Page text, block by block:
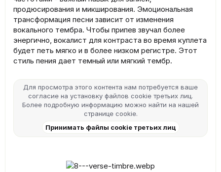
продюсирования и микширования. Эмоциональная
трансформация песни зависит от изменения
вокального тембра. Чтобы припев звучал более
энергично, вокалист для контраста во время куплета
будет петь мягко и в более низком регистре. Этот
стиль пения дает темный или мягкий тембр.
Для просмотра этого контента нам потребуется ваше
согласие на установку файлов cookie третьих лиц.
Более подробную информацию можно найти на нашей
странице cookie.
Принимать файлы cookie третьих лиц